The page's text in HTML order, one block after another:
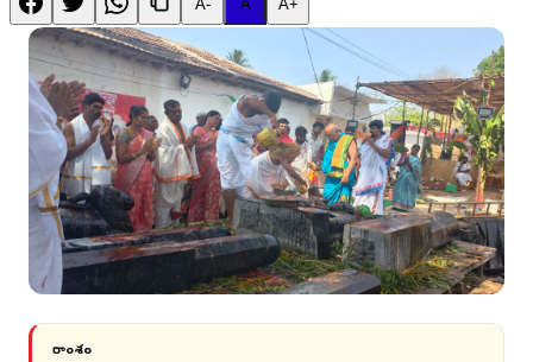
A- A A+
సారాంశం